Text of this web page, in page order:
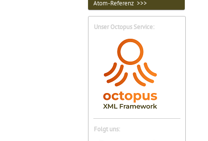
Atom-Referenz >>>
Unser Octopus Service:
Folgt uns: